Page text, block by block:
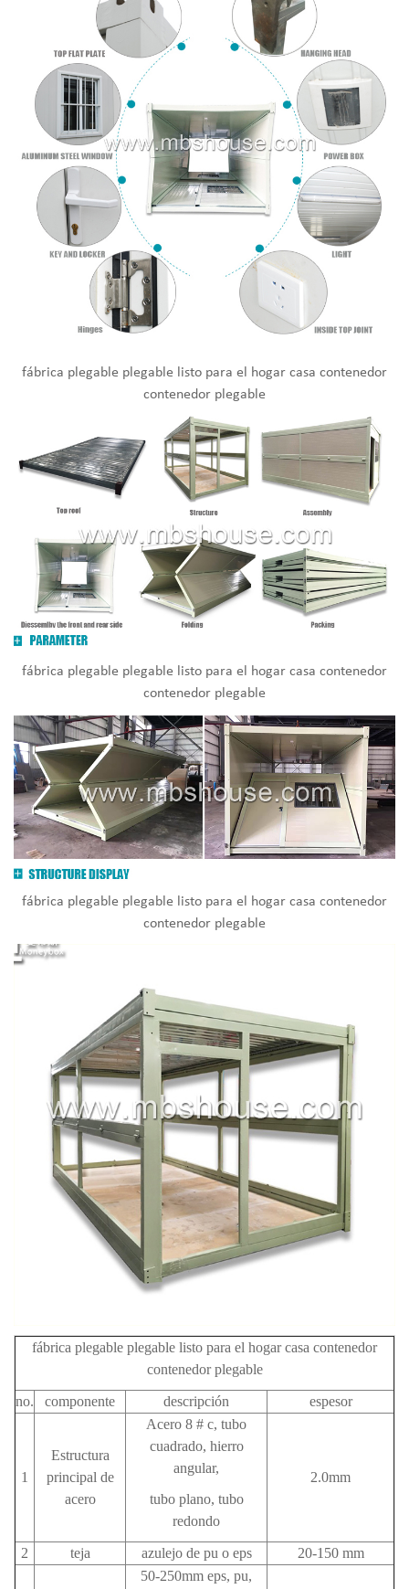
fábrica plegable plegable listo para el hogar casa contenedor
contenedor plegable
fábrica plegable plegable listo para el hogar casa contenedor
contenedor plegable
fábrica plegable plegable listo para el hogar casa contenedor
contenedor plegable
fábrica plegable plegable listo para el hogar casa contenedor
contenedor plegable
no. componente descripción espesor
1
Estructura
principal de
acero
Acero 8 # c, tubo
cuadrado, hierro
angular,
tubo plano, tubo
redondo
2.0mm
2 teja azulejo de pu o eps 20-150 mm
50-250mm eps, pu,